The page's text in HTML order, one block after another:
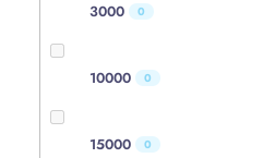
3000 0
10000 0
15000 0